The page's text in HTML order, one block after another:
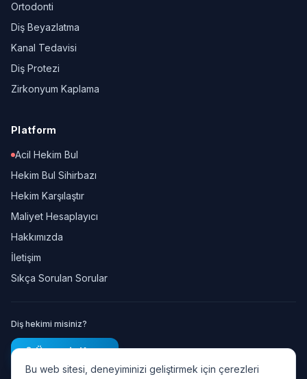
Ortodonti
Diş Beyazlatma
Kanal Tedavisi
Diş Protezi
Zirkonyum Kaplama
Platform
Acil Hekim Bul
Hekim Bul Sihirbazı
Hekim Karşılaştır
Maliyet Hesaplayıcı
Hakkımızda
İletişim
Sıkça Sorulan Sorular
Diş hekimi misiniz?
Ücretsiz Kayıt
Bu web sitesi, deneyiminizi geliştirmek için çerezleri